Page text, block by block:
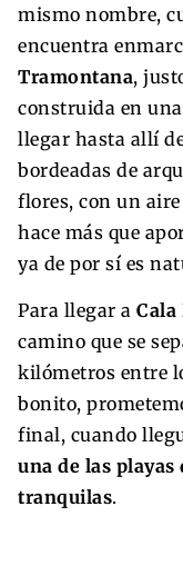
mismo nombre,
encuentra
Tramontana,
construida en
llegar hasta allí
bordeadas de
flores, con un
hace más que
ya de por sí es
Para llegar a Cala
camino que se
kilómetros entre
bonito,
final, cuando
una de las
tranquilas.